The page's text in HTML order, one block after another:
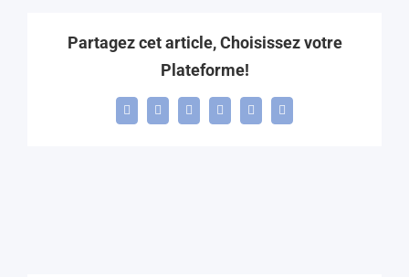
Partagez cet article, Choisissez votre
Plateforme!
Facebook
X LinkedInWhatsAppTelegramEmail